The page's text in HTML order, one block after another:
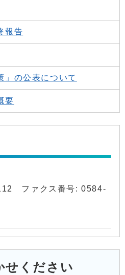
報告
」の公表について
要
ファクス番号: 0584-
せください